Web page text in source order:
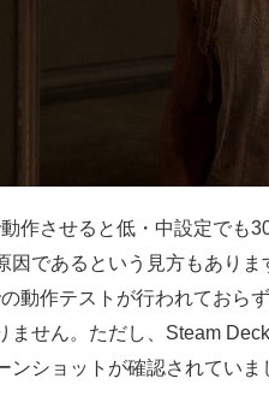
作させると低・中設定でも
因であるという見方もあり
動作テストが行われておら
ません。ただし、Steam
ンショットが確認されていま